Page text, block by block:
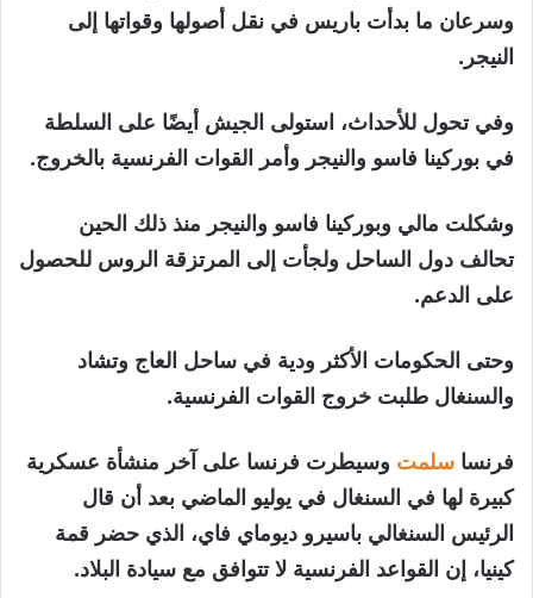
وسرعان ما بدأت باريس في نقل أصولها وقواتها إلى
النيجر.
وفي تحول للأحداث، استولى الجيش أيضًا على السلطة
في بوركينا فاسو والنيجر وأمر القوات الفرنسية بالخروج.
وشكلت مالي وبوركينا فاسو والنيجر منذ ذلك الحين
تحالف دول الساحل ولجأت إلى المرتزقة الروس للحصول
على الدعم.
وحتى الحكومات الأكثر ودية في ساحل العاج وتشاد
والسنغال طلبت خروج القوات الفرنسية.
فرنسا سلمت وسيطرت فرنسا على آخر منشأة عسكرية
كبيرة لها في السنغال في يوليو الماضي بعد أن قال
الرئيس السنغالي باسيرو ديوماي فاي، الذي حضر قمة
كينيا، إن القواعد الفرنسية لا تتوافق مع سيادة البلاد.